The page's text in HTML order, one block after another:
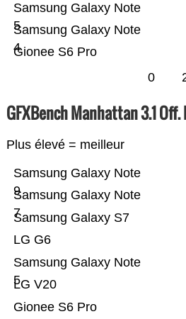
Gionee S6 Pro
Samsung Galaxy Note
4
Samsung Galaxy Note
5
0
GFXBench Manhattan 3.1 Off.
Plus élevé = meilleur
Gionee S6 Pro
LG V20
Samsung Galaxy Note
5
LG G6
Samsung Galaxy S7
Samsung Galaxy Note
7
Samsung Galaxy Note
9